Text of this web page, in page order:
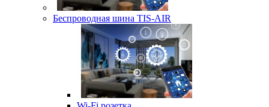
Беспроводная шина TIS-AIR